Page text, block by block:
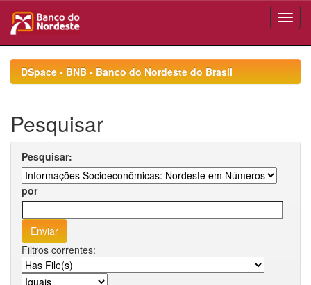
navigationDSpace - BNB - Banco do Nordeste do Brasil
Pesquisar
Pesquisar:
por
Filtros correntes: